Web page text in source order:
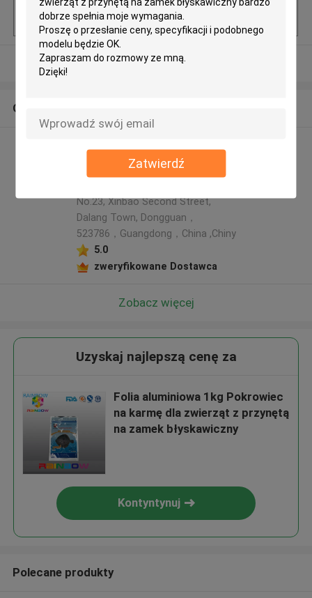
Zatwierdź
Minimalne zamów
ienie
5000 szt
Zobacz więcej
O nas
Rainbow packaging co,ltd
profil producenta
No.23, Xinbao Second Street,
Dalang Town, Dongguan，
523786，Guangdong，China ,Chiny
5.0
zweryfikowane Dostawca
Zobacz więcej
Uzyskaj najlepszą cenę za
Folia aluminiowa 1kg Pokrowiec
na karmę dla zwierząt z przynętą
na zamek błyskawiczny
Kontyntynuj
Polecane produkty